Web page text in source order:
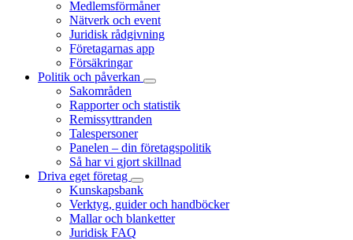
Medlemsförmåner
Nätverk och event
Juridisk rådgivning
Företagarnas app
Försäkringar
Politik och påverkan
Sakområden
Rapporter och statistik
Remissyttranden
Talespersoner
Panelen – din företagspolitik
Så har vi gjort skillnad
Driva eget företag
Kunskapsbank
Verktyg, guider och handböcker
Mallar och blanketter
Juridisk FAQ